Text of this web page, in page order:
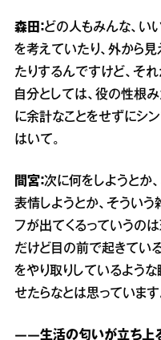
森田：どの人もみんな、い
を考えていたり、外から
たりするんですけど、そ
自分としては、役の性根
に余計なことをせずにシ
はいて。
間宮：次に何をしようとか
表情しようとか、そういう
フが出てくるっていうの
だけど目の前で起きてい
をやり取りしているよう
せたらなとは思っています
――生活の匂いが立ち上